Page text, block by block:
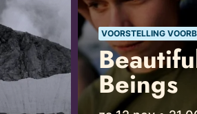
VOORSTELLING
Beings